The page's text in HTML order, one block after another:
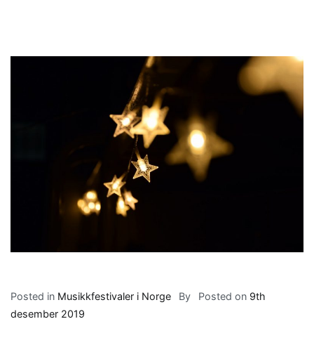
Posted in Musikkfestivaler i Norge By Posted on 9th
desember 2019